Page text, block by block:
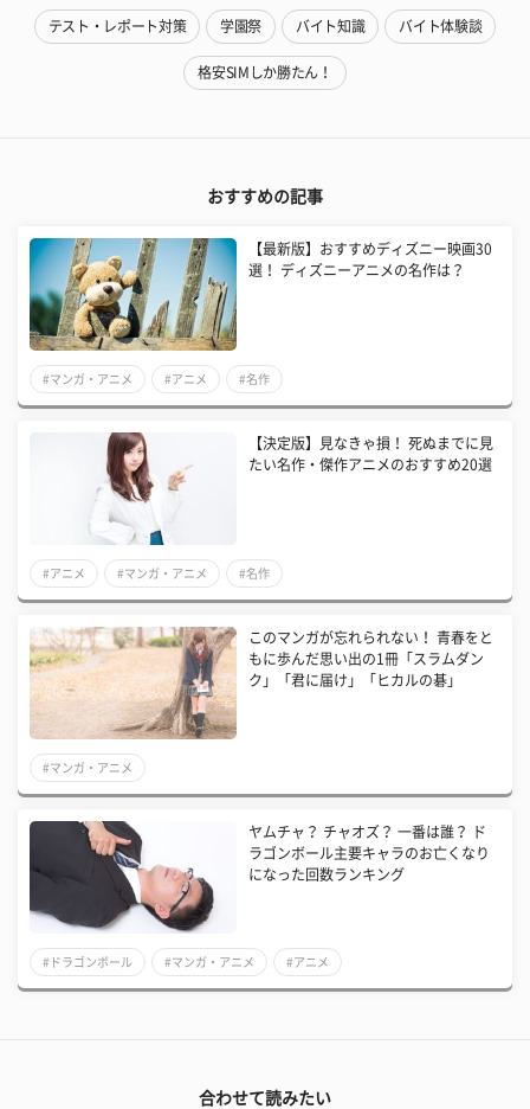
テスト・レポート対策 学園祭 バイト知識 バイト体験談
格安SIMしか勝たん！
おすすめの記事
【最新版】おすすめディズニー映画30
選！ ディズニーアニメの名作は？
#マンガ・アニメ #アニメ #名作
【決定版】見なきゃ損！ 死ぬまでに見
たい名作・傑作アニメのおすすめ20選
#アニメ #マンガ・アニメ #名作
このマンガが忘れられない！ 青春をと
もに歩んだ思い出の1冊「スラムダン
ク」「君に届け」「ヒカルの碁」
#マンガ・アニメ
ヤムチャ？ チャオズ？ 一番は誰？ ド
ラゴンボール主要キャラのお亡くなり
になった回数ランキング
#ドラゴンボール #マンガ・アニメ #アニメ
合わせて読みたい